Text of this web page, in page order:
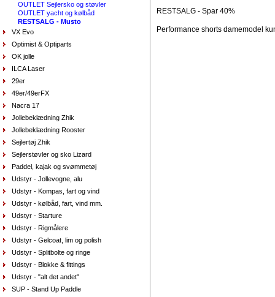
størrelse farve purpl
DKK
575,00
DKK 412,80
OUTLET Sejlersko og støvler
OUTLET yacht og kølbåd
RESTSALG - Musto
VX Evo
Optimist & Optiparts
OK jolle
ILCA Laser
29er
49er/49erFX
Nacra 17
Jollebeklædning Zhik
Jollebeklædning Rooster
Sejlertøj Zhik
Sejlerstøvler og sko Lizard
Paddel, kajak og svømmetøj
Udstyr - Jollevogne, alu
Udstyr - Kompas, fart og vind
Udstyr - kølbåd, fart, vind mm.
Udstyr - Starture
Udstyr - Rigmålere
Udstyr - Gelcoat, lim og polish
Udstyr - Splitbolte og ringe
Udstyr - Blokke & fittings
Udstyr - "alt det andet"
SUP - Stand Up Paddle
RESTSALG - Spar 40%
Performance shorts damemodel